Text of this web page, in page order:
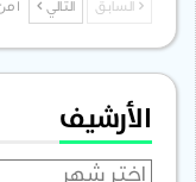
السابق التالي
الأرشيف
الأرشيف